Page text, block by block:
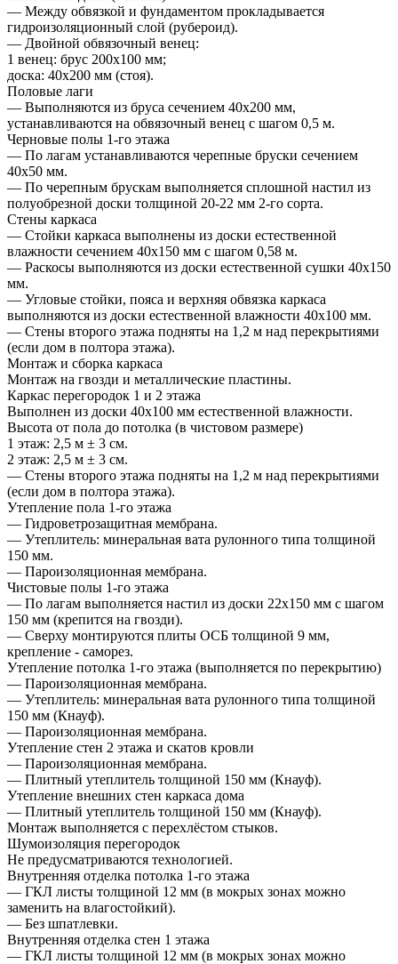
— Между обвязкой и фундаментом прокладывается
гидроизоляционный слой (рубероид).
— Двойной обвязочный венец:
1 венец: брус 200х100 мм;
доска: 40х200 мм (стоя).
Половые лаги
— Выполняются из бруса сечением 40х200 мм,
устанавливаются на обвязочный венец с шагом 0,5 м.
Черновые полы 1-го этажа
— По лагам устанавливаются черепные бруски сечением
40х50 мм.
— По черепным брускам выполняется сплошной настил из
полуобрезной доски толщиной 20-22 мм 2-го сорта.
Стены каркаса
— Стойки каркаса выполнены из доски естественной
влажности сечением 40х150 мм с шагом 0,58 м.
— Раскосы выполняются из доски естественной сушки 40х150
мм.
— Угловые стойки, пояса и верхняя обвязка каркаса
выполняются из доски естественной влажности 40х100 мм.
— Стены второго этажа подняты на 1,2 м над перекрытиями
(если дом в полтора этажа).
Монтаж и сборка каркаса
Монтаж на гвозди и металлические пластины.
Каркас перегородок 1 и 2 этажа
Выполнен из доски 40х100 мм естественной влажности.
Высота от пола до потолка (в чистовом размере)
1 этаж: 2,5 м ± 3 см.
2 этаж: 2,5 м ± 3 см.
— Стены второго этажа подняты на 1,2 м над перекрытиями
(если дом в полтора этажа).
Утепление пола 1-го этажа
— Гидроветрозащитная мембрана.
— Утеплитель: минеральная вата рулонного типа толщиной
150 мм.
— Пароизоляционная мембрана.
Чистовые полы 1-го этажа
— По лагам выполняется настил из доски 22х150 мм с шагом
150 мм (крепится на гвозди).
— Сверху монтируются плиты ОСБ толщиной 9 мм,
крепление - саморез.
Утепление потолка 1-го этажа (выполняется по перекрытию)
— Пароизоляционная мембрана.
— Утеплитель: минеральная вата рулонного типа толщиной
150 мм (Кнауф).
— Пароизоляционная мембрана.
Утепление стен 2 этажа и скатов кровли
— Пароизоляционная мембрана.
— Плитный утеплитель толщиной 150 мм (Кнауф).
Утепление внешних стен каркаса дома
— Плитный утеплитель толщиной 150 мм (Кнауф).
Монтаж выполняется с перехлёстом стыков.
Шумоизоляция перегородок
Не предусматриваются технологией.
Внутренняя отделка потолка 1-го этажа
— ГКЛ листы толщиной 12 мм (в мокрых зонах можно
заменить на влагостойкий).
— Без шпатлевки.
Внутренняя отделка стен 1 этажа
— ГКЛ листы толщиной 12 мм (в мокрых зонах можно